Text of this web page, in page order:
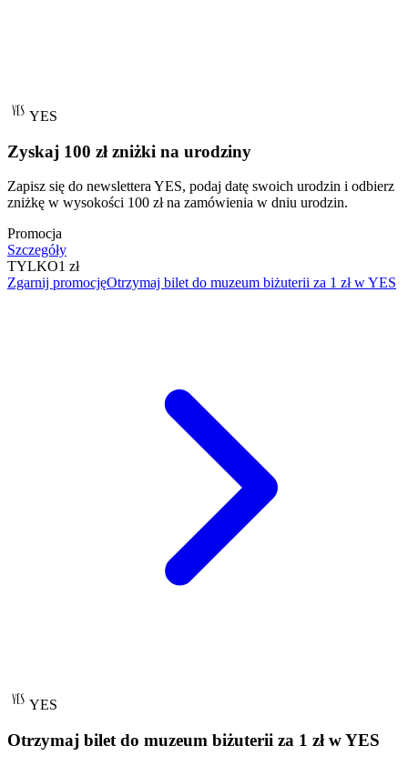
YES
Zyskaj 100 zł zniżki na urodziny
Zapisz się do newslettera YES, podaj datę swoich urodzin i odbierz
zniżkę w wysokości 100 zł na zamówienia w dniu urodzin.
Promocja
Szczegóły
TYLKO1 zł
Zgarnij promocjęOtrzymaj bilet do muzeum biżuterii za 1 zł w YES
YES
Otrzymaj bilet do muzeum biżuterii za 1 zł w YES